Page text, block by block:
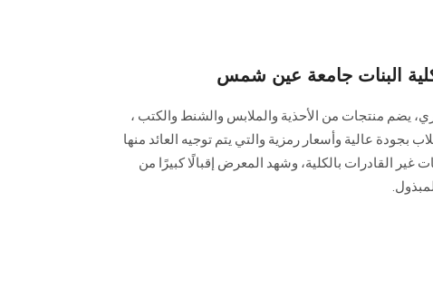
البنات جامعة عين شمس
يضم منتجات من الأحذية والملابس والشنط والكتب ،
بجودة عالية وأسعار رمزية والتي يتم توجيه العائد منها
القادرات بالكلية، وشهد المعرض إقبالًا كبيرًا من